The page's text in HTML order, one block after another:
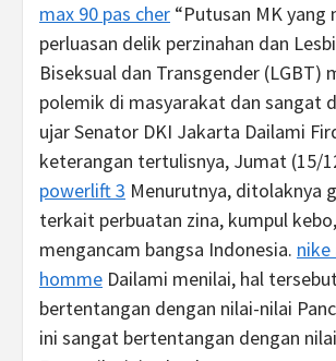
max 90 pas cher “Putusan MK yang
perluasan delik perzinahan dan
Biseksual dan Transgender (LGBT)
polemik di masyarakat dan sangat
ujar Senator DKI Jakarta Dailami
keterangan tertulisnya, Jumat (15/
powerlift 3 Menurutnya, ditolaknya
terkait perbuatan zina, kumpul
mengancam bangsa Indonesia. nike
homme Dailami menilai, hal
bertentangan dengan nilai-nilai
ini sangat bertentangan dengan